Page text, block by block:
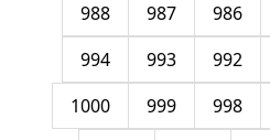
986
987
988
992
993
994
998
999
1000